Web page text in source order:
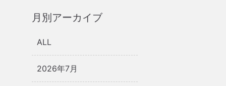
月別アーカイブ
ALL
2026年7月